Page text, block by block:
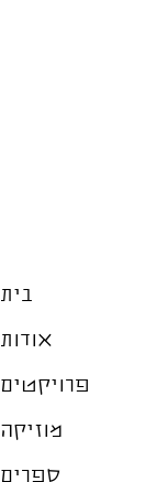
בית
אודות
פרויקטים
מוזיקה
ספרים